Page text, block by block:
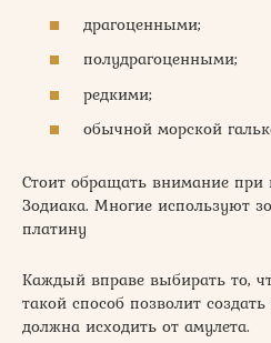
драгоценными;
полудрагоценными;
редкими;
обычной морской
Стоит обращать внимание при
Зодиака. Многие используют
платину
Каждый вправе выбирать то,
такой способ позволит
должна исходить от амулета.